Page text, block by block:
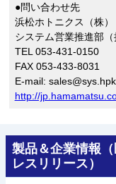
●問い合わせ先
浜松ホトニクス（株）
システム営業推進部（
TEL 053-431-0150
FAX 053-433-8031
E-mail:
http://
製品＆企業情報
レスリリース）